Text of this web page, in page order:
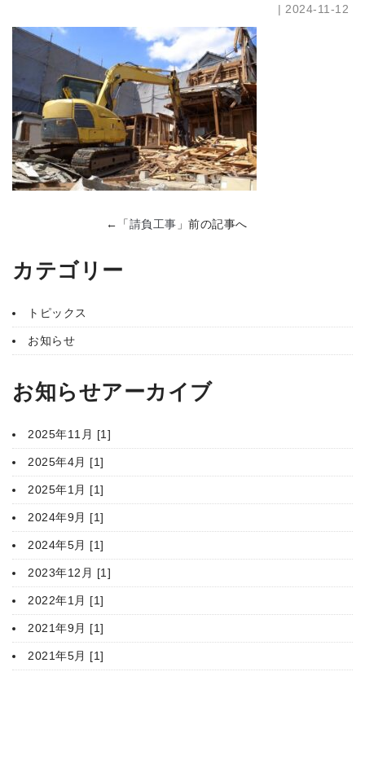
| 2024-11-12
←「請負工事 」前の記事へ
カテゴリー
トピックス
お知らせ
お知らせアーカイブ
2025年11月 [1]
2025年4月 [1]
2025年1月 [1]
2024年9月 [1]
2024年5月 [1]
2023年12月 [1]
2022年1月 [1]
2021年9月 [1]
2021年5月 [1]